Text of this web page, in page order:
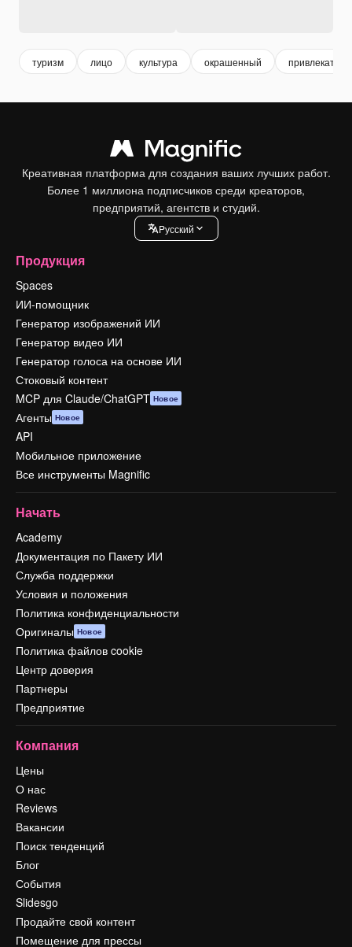
туризм лицо культура окрашенный
Креативная платформа для создания ваших лучших работ.
Более 1 миллиона подписчиков среди креаторов,
предприятий, агентств и студий.
Pусский
Продукция
Spaces
ИИ-помощник
Генератор изображений ИИ
Генератор видео ИИ
Генератор голоса на основе ИИ
Стоковый контент
MCP для Claude/ChatGPT Новое
Агенты Новое
API
Мобильное приложение
Все инструменты Magnific
Начать
Academy
Документация по Пакету ИИ
Служба поддержки
Условия и положения
Политика конфиденциальности
Оригиналы Новое
Политика файлов cookie
Центр доверия
Партнеры
Предприятие
Компания
Цены
О нас
Reviews
Вакансии
Поиск тенденций
Блог
События
Slidesgo
Продайте свой контент
Помещение для прессы